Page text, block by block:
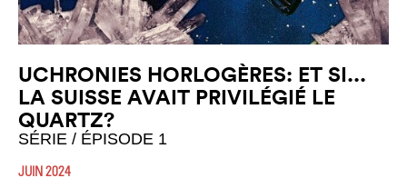
UCHRONIES HORLOGÈRES: ET SI...
LA SUISSE AVAIT PRIVILÉGIÉ LE
QUARTZ?
SÉRIE / ÉPISODE 1
JUIN 2024